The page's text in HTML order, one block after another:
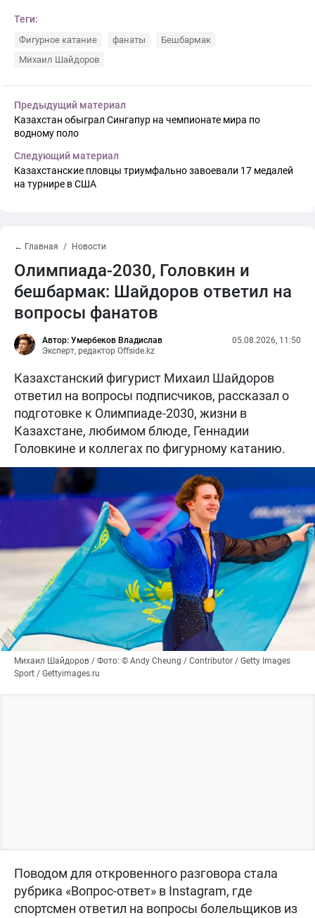
Теги:
Фигурное катание фанаты
Бешбармак
Михаил Шайдоров
Предыдущий материал
Казахстан обыграл Сингапур на чемпионате мира по
водному поло
Следующий материал
Казахстанские пловцы триумфально завоевали 17 медалей
на турнире в США
← Главная Новости
Олимпиада-2030, Головкин и
бешбармак: Шайдоров ответил на
вопросы фанатов
Автор: Умербеков Владислав
Эксперт, редактор Offside.kz
05.08.2026, 11:50
Казахстанский фигурист Михаил Шайдоров
ответил на вопросы подписчиков, рассказал о
подготовке к Олимпиаде-2030, жизни в
Казахстане, любимом блюде, Геннадии
Головкине и коллегах по фигурному катанию.
Михаил Шайдоров / Фото: © Andy Cheung / Contributor / Getty Images
Sport / Gettyimages.ru
Поводом для откровенного разговора стала
рубрика «Вопрос-ответ» в Instagram, где
спортсмен ответил на вопросы болельщиков из